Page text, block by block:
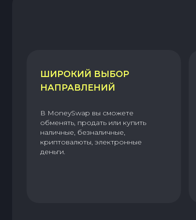
ШИРОКИЙ ВЫБОР
НАПРАВЛЕНИЙ
В MoneySwap вы сможете
обменять, продать или купить
наличные, безналичные,
криптовалюты, электронные
деньги.